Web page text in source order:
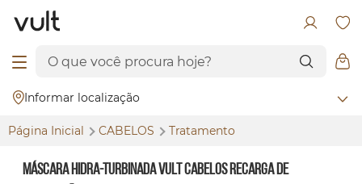
Informar localização
Página Inicial CABELOS Tratamento
Máscara Hidra-Turbinada Vult Cabelos Recarga de